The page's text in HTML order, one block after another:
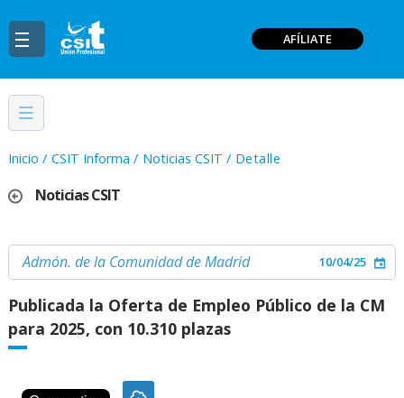
AFÍLIATE
Inicio / CSIT Informa / Noticias CSIT / Detalle
Noticias CSIT
Admón. de la Comunidad de Madrid 10/04/25
Publicada la Oferta de Empleo Público de la CM
para 2025, con 10.310 plazas